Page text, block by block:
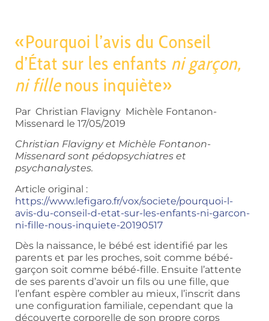
«Pourquoi l’avis du Conseil
d’État sur les enfants ni garçon,
ni fillenous inquiète»
Par Christian Flavigny Michèle Fontanon-
Missenard le 17/05/2019
Christian Flavigny et Michèle Fontanon-
Missenard sont pédopsychiatres et
psychanalystes.
Article original :
https://www.lefigaro.fr/vox/societe/pourquoi-l-
avis-du-conseil-d-etat-sur-les-enfants-ni-garcon-
ni-fille-nous-inquiete-20190517
Dès la naissance, le bébé est identifié par les
parents et par les proches, soit comme bébé-
garçon soit comme bébé-fille. Ensuite l’attente
de ses parents d’avoir un fils ou une fille, que
l’enfant espère combler au mieux, l’inscrit dans
une configuration familiale, cependant que la
découverte corporelle de son propre corps